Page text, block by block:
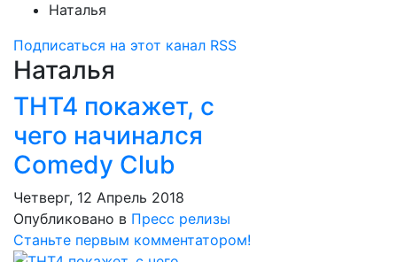
Наталья
Подписаться на этот канал RSS
Наталья
ТНТ4 покажет, с
чего начинался
Comedy Club
Четверг, 12 Апрель 2018
Опубликовано в Пресс релизы
Станьте первым комментатором!